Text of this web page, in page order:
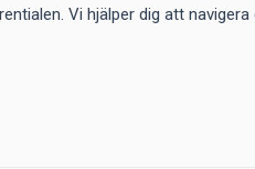
Vi hjälper dig att